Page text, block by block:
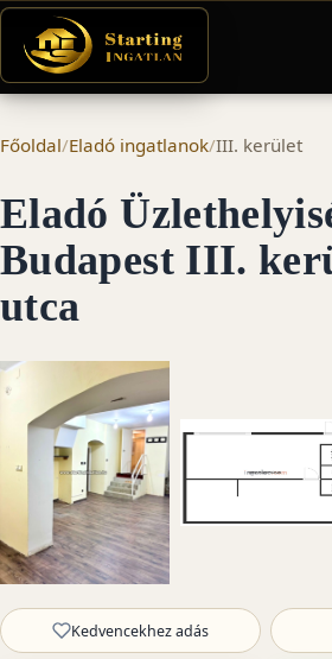
Főoldal/Eladó ingatlanok/III. kerület
Eladó
Budapest III.
utca
Kedvencekhez adás